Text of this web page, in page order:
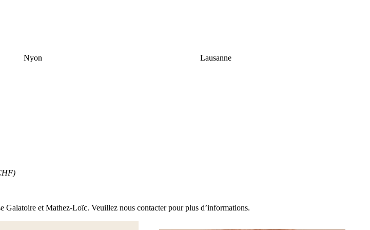
Nyon
Lausanne
Galatoire et Mathez-Loïc. Veuillez nous contacter pour plus d’informations.